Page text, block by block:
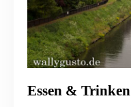
Essen & Trinken